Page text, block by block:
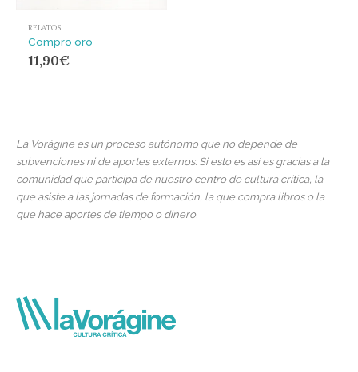
RELATOS
Compro oro
11,90€
La Vorágine es un proceso autónomo que no depende de
subvenciones ni de aportes externos. Si esto es así es gracias a la
comunidad que participa de nuestro centro de cultura crítica, la
que asiste a las jornadas de formación, la que compra libros o la
que hace aportes de tiempo o dinero.